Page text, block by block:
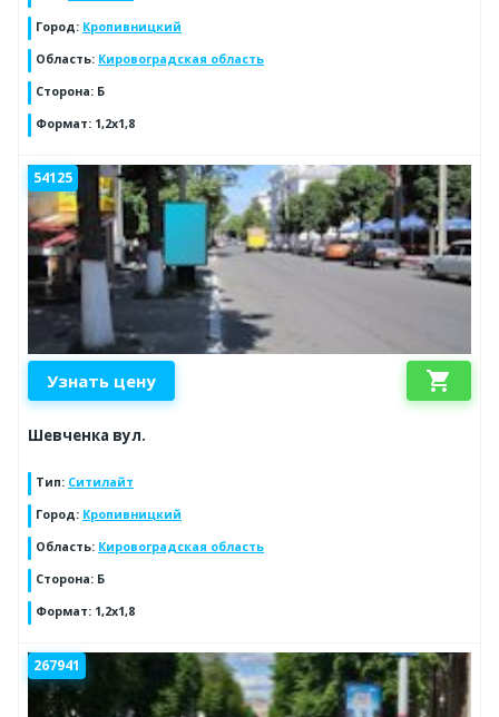
Город: Кропивницкий
Область: Кировоградская область
Сторона: Б
Формат: 1,2x1,8
54125
Узнать цену shopping_cart
Шевченка вул.
Тип: Ситилайт
Город: Кропивницкий
Область: Кировоградская область
Сторона: Б
Формат: 1,2x1,8
267941